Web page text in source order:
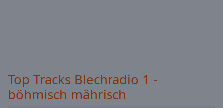
modal
window.
Top Tracks Blechradio 1 -
böhmisch mährisch